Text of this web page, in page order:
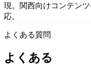
現。関西向けコンテン
応。
よくある質問
よくある